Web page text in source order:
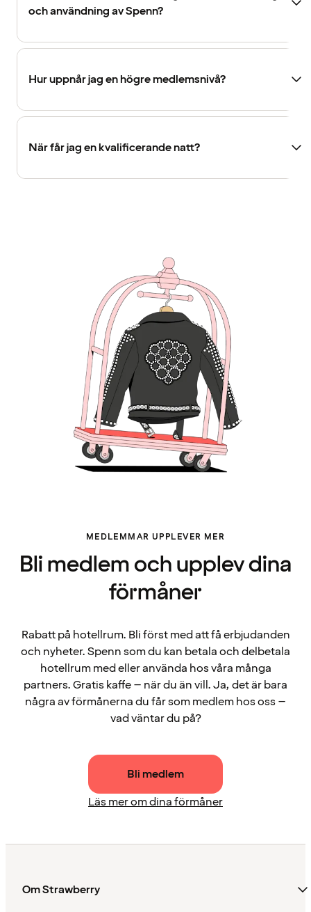
och användning av Spenn?
Hur uppnår jag en högre medlemsnivå?
När får jag en kvalificerande natt?
MEDLEMMAR UPPLEVER MER
Bli medlem och upplev dina
förmåner
Rabatt på hotellrum. Bli först med att få erbjudanden
och nyheter. Spenn som du kan betala och delbetala
hotellrum med eller använda hos våra många
partners. Gratis kaffe – när du än vill. Ja, det är bara
några av förmånerna du får som medlem hos oss –
vad väntar du på?
Bli medlem
Läs mer om dina förmåner
Om Strawberry